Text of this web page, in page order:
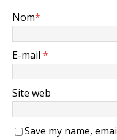
Nom*
E-mail *
Site web
Save my name,